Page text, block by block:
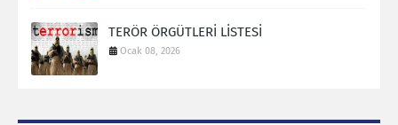
TERÖR ÖRGÜTLERİ LİSTESİ
Ocak 08, 2026